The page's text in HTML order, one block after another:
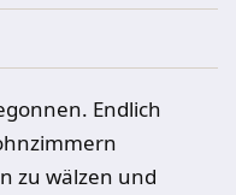
Endlich
zu wälzen und